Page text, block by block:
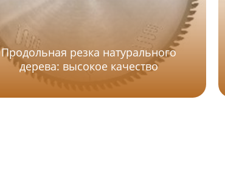
Продольная резка натурального
дерева: высокое качество